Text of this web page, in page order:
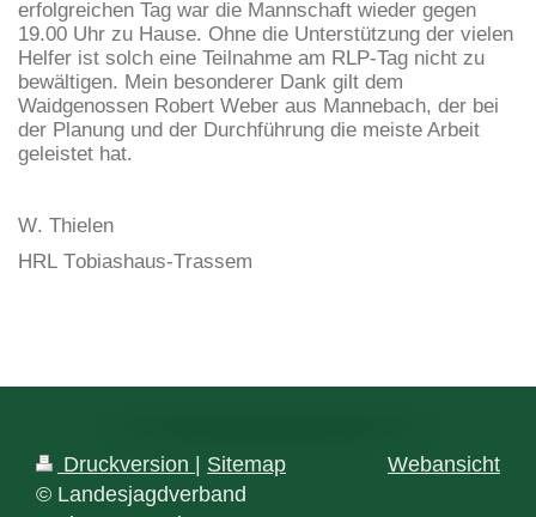
erfolgreichen Tag war die Mannschaft wieder gegen
19.00 Uhr zu Hause. Ohne die Unterstützung der vielen
Helfer ist solch eine Teilnahme am RLP-Tag nicht zu
bewältigen. Mein besonderer Dank gilt dem
Waidgenossen Robert Weber aus Mannebach, der bei
der Planung und der Durchführung die meiste Arbeit
geleistet hat.
W. Thielen
HRL Tobiashaus-Trassem
Druckversion
Sitemap
© Landesjagdverband
Webansicht